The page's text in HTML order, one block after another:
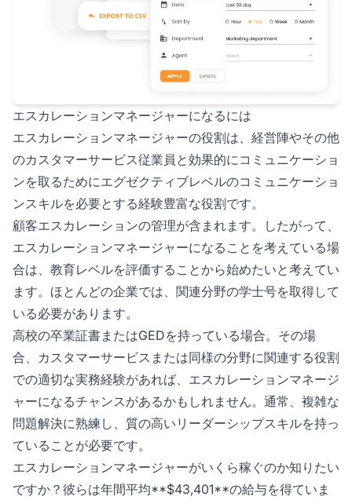
エスカレーションマネージャーになるには
エスカレーションマネージャーの役割は、経営陣やその他
のカスタマーサービス従業員と効果的にコミュニケーショ
ンを取るためにエグゼクティブレベルのコミュニケーショ
ンスキルを必要とする経験豊富な役割です。
顧客エスカレーションの管理が含まれます。したがって、
エスカレーションマネージャーになることを考えている場
合は、教育レベルを評価することから始めたいと考えてい
ます。ほとんどの企業では、関連分野の学士号を取得して
いる必要があります。
高校の卒業証書またはGEDを持っている場合。その場
合、カスタマーサービスまたは同様の分野に関連する役割
での適切な実務経験があれば、エスカレーションマネージ
ャーになるチャンスがあるかもしれません。通常、複雑な
問題解決に熟練し、質の高いリーダーシップスキルを持っ
ていることが必要です。
エスカレーションマネージャーがいくら稼ぐのか知りたい
ですか？彼らは年間平均**$43,401**の給与を得ていま